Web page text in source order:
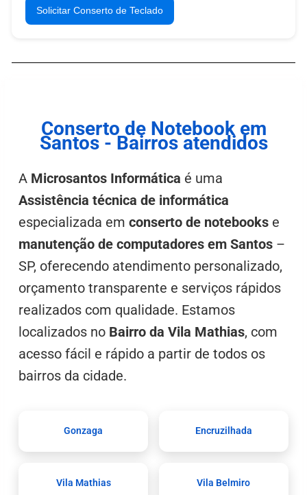
Solicitar Conserto de Teclado
Conserto de Notebook em
Santos - Bairros atendidos
A Microsantos Informática é uma
Assistência técnica de informática
especializada emconserto de notebooks e
manutenção de computadores em Santos –
SP, oferecendo atendimento personalizado,
orçamento transparente e serviços rápidos
realizados com qualidade. Estamos
localizados no Bairro da Vila Mathias, com
acesso fácil e rápido a partir de todos os
bairros da cidade.
Gonzaga Encruzilhada
Vila Mathias Vila Belmiro